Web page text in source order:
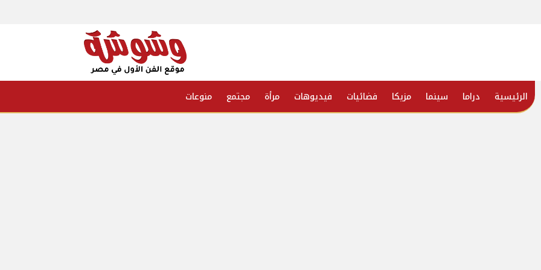
الرئيسية دراما سينما مزيكا فضائيات فيديوهات مرأة مجتمع منوعات